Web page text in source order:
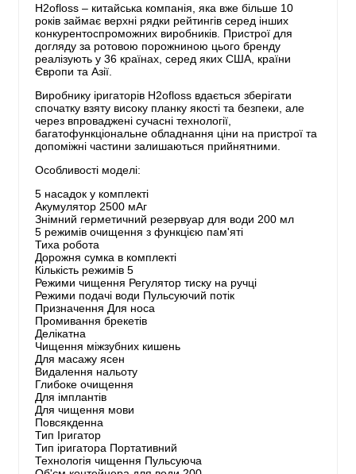
H2ofloss – китайська компанія, яка вже більше 10
років займає верхні рядки рейтингів серед інших
конкурентоспроможних виробників. Пристрої для
догляду за ротовою порожниною цього бренду
реалізують у 36 країнах, серед яких США, країни
Європи та Азії.
Виробнику іригаторів H2ofloss вдається зберігати
спочатку взяту високу планку якості та безпеки, але
через впроваджені сучасні технології,
багатофункціональне обладнання ціни на пристрої та
допоміжні частини залишаються прийнятними.
Особливості моделі:
5 насадок у комплекті
Акумулятор 2500 мАг
Знімний герметичний резервуар для води 200 мл
5 режимів очищення з функцією пам'яті
Тиха робота
Дорожня сумка в комплекті
Кількість режимів 5
Режими чищення Регулятор тиску на ручці
Режими подачі води Пульсуючий потік
Призначення Для носа
Промивання брекетів
Делікатна
Чищення міжзубних кишень
Для масажу ясен
Видалення нальоту
Глибоке очищення
Для імплантів
Для чищення мови
Повсякденна
Тип Іригатор
Тип іригатора Портативний
Технологія чищення Пульсуюча